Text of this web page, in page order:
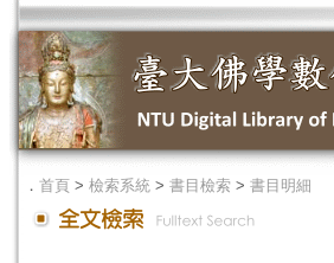
． 首頁 > 檢索系統 > 書目檢索 > 書目明細